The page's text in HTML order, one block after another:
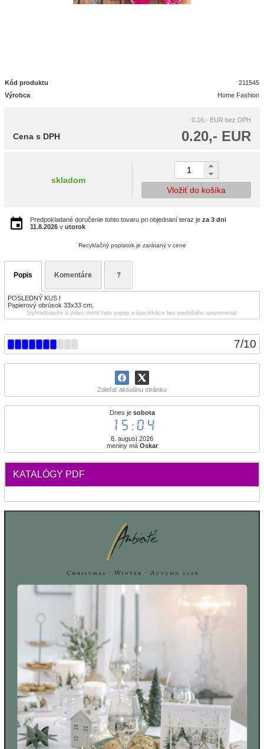
7/10
Zdieľať aktuálnu stránku
Dnes je sobota
15:04
8. august 2026
meniny má Oskar
KATALÓGY PDF
Kód produktu
211545
Výrobca
Home Fashion
0.16,- EUR bez DPH
0.20,- EUR
Cena s DPH
skladom
Vložiť do košíka
Predpokladané doručenie tohto tovaru pri objednaní teraz je za 3 dni
11.8.2026 v utorok
Recyklačný poplatok je zarátaný v cene
Popis Komentáre ?
POSLEDNÝ KUS !
Papierový obrúsok 33x33 cm.
(vyhradzujeme si právo meniť tieto popisy a špecifikácie bez predošlého upozornenia)